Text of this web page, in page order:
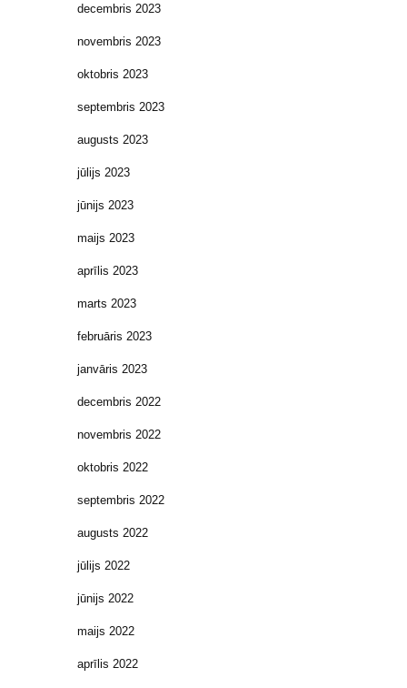
decembris 2023
novembris 2023
oktobris 2023
septembris 2023
augusts 2023
jūlijs 2023
jūnijs 2023
maijs 2023
aprīlis 2023
marts 2023
februāris 2023
janvāris 2023
decembris 2022
novembris 2022
oktobris 2022
septembris 2022
augusts 2022
jūlijs 2022
jūnijs 2022
maijs 2022
aprīlis 2022